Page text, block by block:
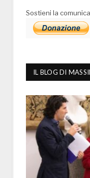
Sostieni la
IL BLOG DI